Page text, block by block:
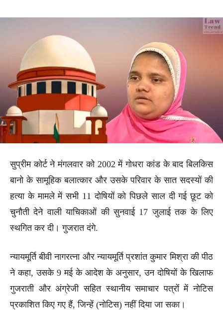
सुप्रीम कोर्ट ने मंगलवार को 2002 में गोधरा कांड के बाद बिलकिस
बानो के सामूहिक बलात्कार और उसके परिवार के सात सदस्यों की
हत्या के मामले में सभी 11 दोषियों को पिछले साल दी गई छूट को
चुनौती देने वाली याचिकाओं की सुनवाई 17 जुलाई तक के लिए
स्थगित कर दी। गुजरात दंगे.
न्यायमूर्ति बीवी नागरत्ना और न्यायमूर्ति प्रशांत कुमार मिश्रा की पीठ
ने कहा, उसके 9 मई के आदेश के अनुसार, उन दोषियों के खिलाफ
गुजराती और अंग्रेजी सहित स्थानीय समाचार पत्रों में नोटिस
प्रकाशित किए गए हैं, जिन्हें (नोटिस) नहीं दिया जा सका।